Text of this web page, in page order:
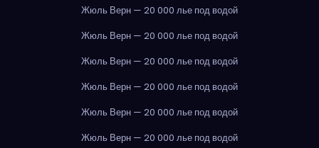
Жюль Верн — 20 000 лье под водой
Жюль Верн — 20 000 лье под водой
Жюль Верн — 20 000 лье под водой
Жюль Верн — 20 000 лье под водой
Жюль Верн — 20 000 лье под водой
Жюль Верн — 20 000 лье под водой